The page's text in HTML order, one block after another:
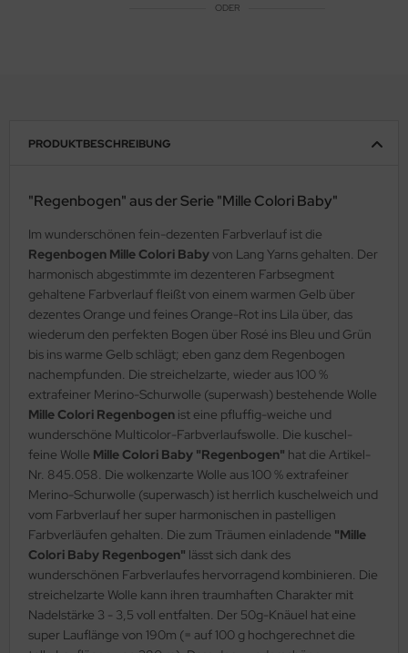
ODER
PRODUKTBESCHREIBUNG
"Regenbogen" aus der Serie "Mille Colori Baby"
Im wunderschönen fein-dezenten Farbverlauf ist die
Regenbogen Mille Colori Babyvon Lang Yarns gehalten. Der
harmonisch abgestimmte im dezenteren Farbsegment
gehaltene Farbverlauf fleißt von einem warmen Gelb über
dezentes Orange und feines Orange-Rot ins Lila über, das
wiederum den perfekten Bogen über Rosé ins Bleu und Grün
bis ins warme Gelb schlägt; eben ganz dem Regenbogen
nachempfunden. Die streichelzarte, wieder aus 100 %
extrafeiner Merino-Schurwolle (superwash) bestehende Wolle
Mille Colori Regenbogen ist eine pfluffig-weiche und
wunderschöne Multicolor-Farbverlaufswolle. Die kuschel-
feine Wolle Mille Colori Baby "Regenbogen" hat die Artikel-
Nr. 845.058. Die wolkenzarte Wolle aus 100 % extrafeiner
Merino-Schurwolle (superwasch) ist herrlich kuschelweich und
vom Farbverlauf her super harmonischen in pastelligen
Farbverläufen gehalten. Die zum Träumen einladende "Mille
Colori Baby Regenbogen" lässt sich dank des
wunderschönen Farbverlaufes hervorragend kombinieren. Die
streichelzarte Wolle kann ihren traumhaften Charakter mit
Nadelstärke 3 - 3,5 voll entfalten. Der 50g-Knäuel hat eine
super Lauflänge von 190m (= auf 100 g hochgerechnet die